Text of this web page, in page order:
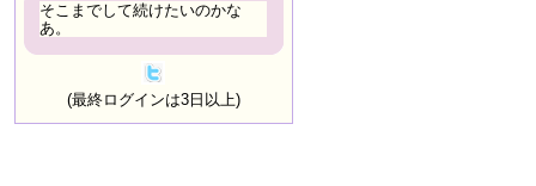
そこまでして続けたいのかな
あ。
(最終ログインは3日以上)